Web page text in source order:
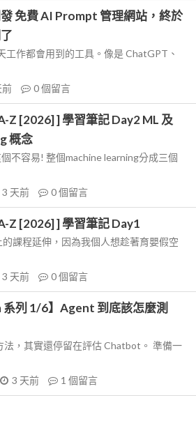
發 免費 AI Prompt 管理網站，終於
工作都會用到的工具。像是 ChatGPT、
前 0個留言
Z [2026] ] 學習筆記 Day2 ML 及
概念
不容易! 整個machine learning分成三個
3 天前 0個留言
Z [2026] ] 學習筆記 Day1
課程延伸，因為我個人想趁著育嬰假空
3 天前 0個留言
系列 1/6】Agent 到底該怎麼測
，其實還停留在評估 Chatbot。 準備一
3 天前 1 個留言